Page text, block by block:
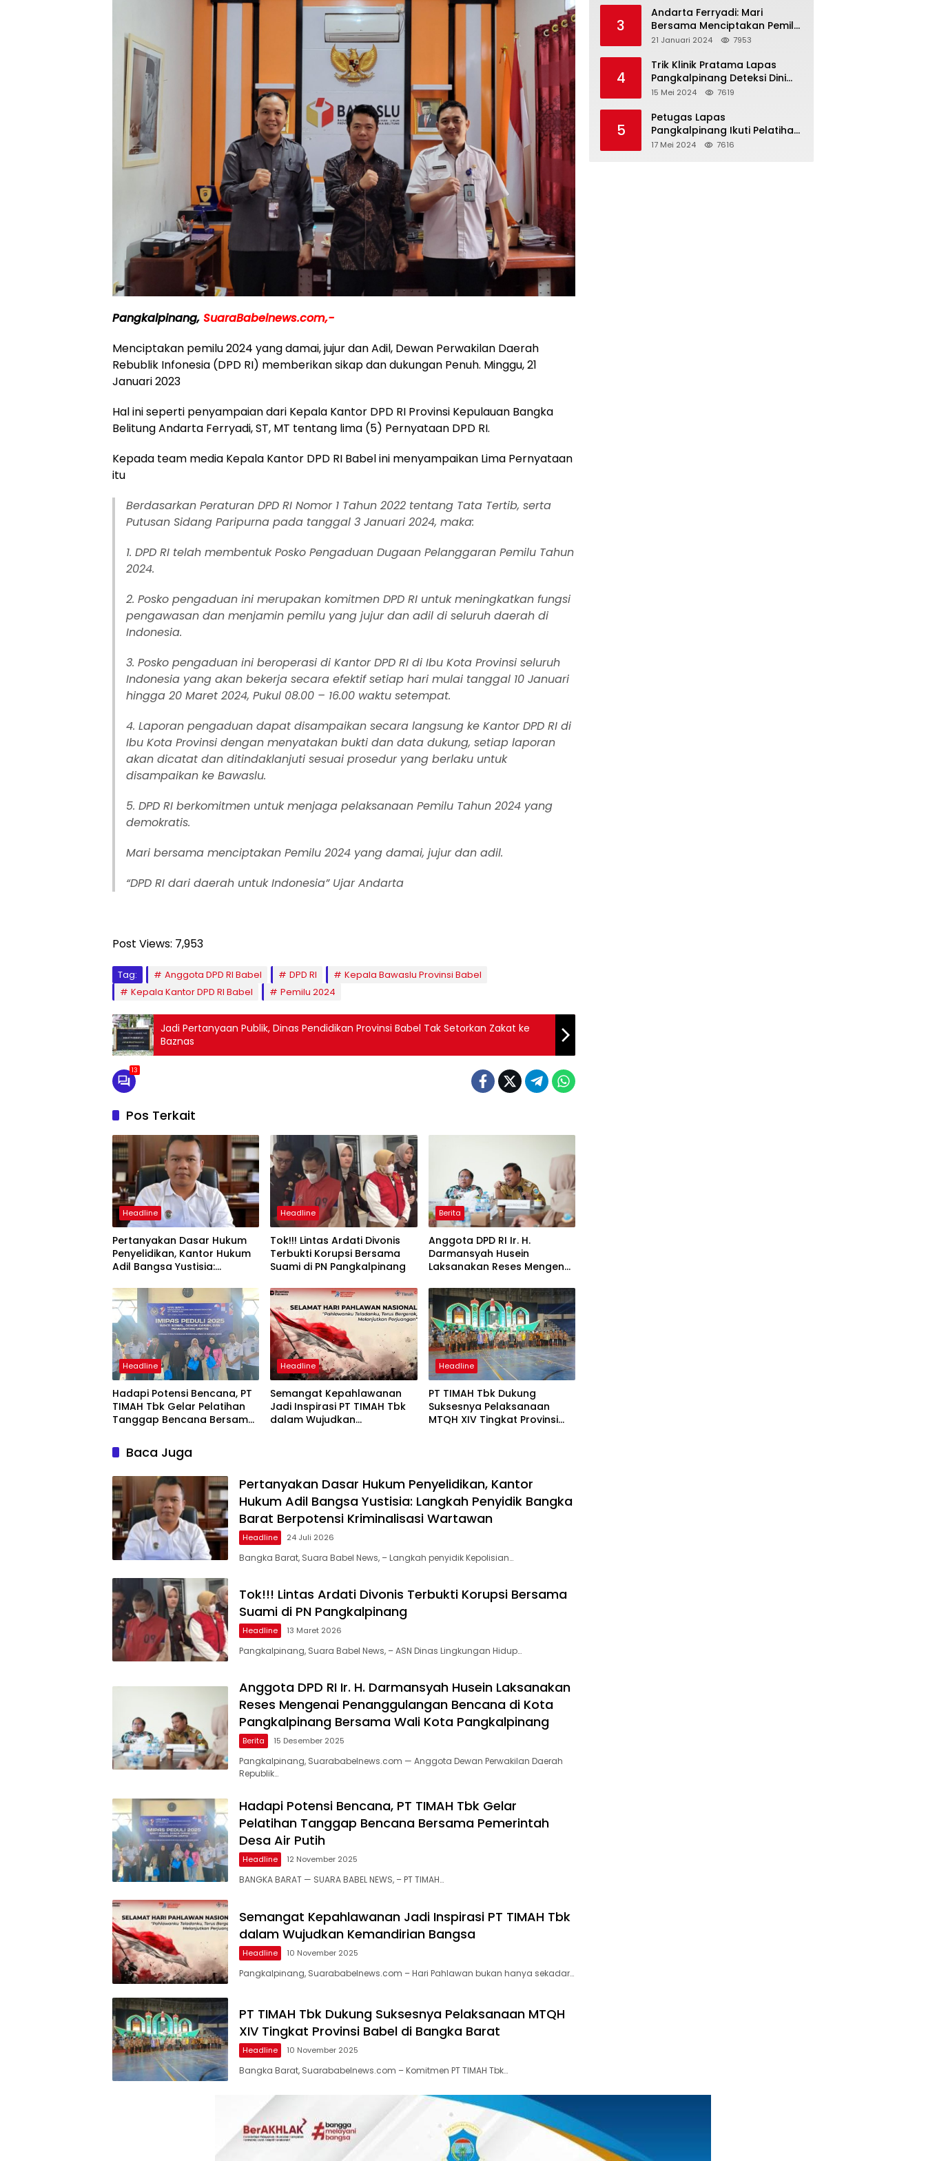
Pangkalpinang, SuaraBabelnews.com,-
Menciptakan pemilu 2024 yang damai, jujur dan Adil, Dewan Perwakilan Daerah
Rebublik Infonesia (DPD RI) memberikan sikap dan dukungan Penuh. Minggu, 21
Januari 2023
Hal ini seperti penyampaian dari Kepala Kantor DPD RI Provinsi Kepulauan Bangka
Belitung Andarta Ferryadi, ST, MT tentang lima (5) Pernyataan DPD RI.
Kepada team media Kepala Kantor DPD RI Babel ini menyampaikan Lima Pernyataan
itu
Berdasarkan Peraturan DPD RI Nomor 1 Tahun 2022 tentang Tata Tertib, serta
Putusan Sidang Paripurna pada tanggal 3 Januari 2024, maka:
1. DPD RI telah membentuk Posko Pengaduan Dugaan Pelanggaran Pemilu Tahun
2024.
2. Posko pengaduan ini merupakan komitmen DPD RI untuk meningkatkan fungsi
pengawasan dan menjamin pemilu yang jujur dan adil di seluruh daerah di
Indonesia.
3. Posko pengaduan ini beroperasi di Kantor DPD RI di Ibu Kota Provinsi seluruh
Indonesia yang akan bekerja secara efektif setiap hari mulai tanggal 10 Januari
hingga 20 Maret 2024, Pukul 08.00 – 16.00 waktu setempat.
4. Laporan pengaduan dapat disampaikan secara langsung ke Kantor DPD RI di
Ibu Kota Provinsi dengan menyatakan bukti dan data dukung, setiap laporan
akan dicatat dan ditindaklanjuti sesuai prosedur yang berlaku untuk
disampaikan ke Bawaslu.
5. DPD RI berkomitmen untuk menjaga pelaksanaan Pemilu Tahun 2024 yang
demokratis.
Mari bersama menciptakan Pemilu 2024 yang damai, jujur dan adil.
“DPD RI dari daerah untuk Indonesia” Ujar Andarta
Post Views: 7,953
Tag: Anggota DPD RI Babel DPD RI
Kepala Bawaslu Provinsi Babel
Kepala Kantor DPD RI Babel
Pemilu 2024
Jadi Pertanyaan Publik, Dinas Pendidikan Provinsi Babel Tak Setorkan Zakat ke
Baznas
13
Pos Terkait
Headline
Pertanyakan Dasar Hukum
Penyelidikan, Kantor Hukum
Adil Bangsa Yustisia:
Barat Berpotensi
Kriminalisasi Wartawan
Headline
Tok!!! Lintas Ardati Divonis
Terbukti Korupsi Bersama
Suami di PN Pangkalpinang
Berita
Anggota DPD RI Ir. H.
Darmansyah Husein
Laksanakan Reses Mengenai
Kota Pangkalpinang
Bersama Wali Kota
Pangkalpinang
Headline
Hadapi Potensi Bencana, PT
TIMAH Tbk Gelar Pelatihan
Tanggap Bencana Bersama
Headline
Semangat Kepahlawanan
Jadi Inspirasi PT TIMAH Tbk
dalam Wujudkan
Headline
PT TIMAH Tbk Dukung
Suksesnya Pelaksanaan
MTQH XIV Tingkat Provinsi
Baca Juga
Pertanyakan Dasar Hukum Penyelidikan, Kantor
Hukum Adil Bangsa Yustisia: Langkah Penyidik Bangka
Barat Berpotensi Kriminalisasi Wartawan
Headline 24 Juli 2026
Bangka Barat, Suara Babel News, – Langkah penyidik Kepolisian…
Tok!!! Lintas Ardati Divonis Terbukti Korupsi Bersama
Suami di PN Pangkalpinang
Headline 13 Maret 2026
Pangkalpinang, Suara Babel News, – ASN Dinas Lingkungan Hidup…
Anggota DPD RI Ir. H. Darmansyah Husein Laksanakan
Reses Mengenai Penanggulangan Bencana di Kota
Pangkalpinang Bersama Wali Kota Pangkalpinang
Berita 15 Desember 2025
Pangkalpinang, Suarababelnews.com — Anggota Dewan Perwakilan Daerah
Republik…
Hadapi Potensi Bencana, PT TIMAH Tbk Gelar
Pelatihan Tanggap Bencana Bersama Pemerintah
Desa Air Putih
Headline 12 November 2025
BANGKA BARAT — SUARA BABEL NEWS, – PT TIMAH…
Semangat Kepahlawanan Jadi Inspirasi PT TIMAH Tbk
dalam Wujudkan Kemandirian Bangsa
Headline 10 November 2025
Pangkalpinang, Suarababelnews.com – Hari Pahlawan bukan hanya sekadar…
PT TIMAH Tbk Dukung Suksesnya Pelaksanaan MTQH
XIV Tingkat Provinsi Babel di Bangka Barat
Headline 10 November 2025
Bangka Barat, Suarababelnews.com – Komitmen PT TIMAH Tbk…
Binaan
3
Andarta Ferryadi: Mari
Bersama Menciptakan Pemilu
2024 yang Damai, Jujur dan
21 Januari 2024 7953
4
Trik Klinik Pratama Lapas
Pangkalpinang Deteksi Dini
HIV/AIDS dengan VCT Mobile
15 Mei 2024 7619
5
Petugas Lapas
Pangkalpinang Ikuti Pelatihan
Teknis Pemasyarakatan di
17 Mei 2024 7616